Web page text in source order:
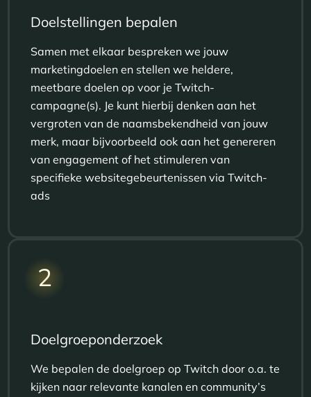
Doelstellingen bepalen
Samen met elkaar bespreken we jouw
marketingdoelen en stellen we heldere,
meetbare doelen op voor jeTwitch-
campagne(s). Je kunt hierbij denken aan het
vergroten van de naamsbekendheid van jouw
merk, maar bijvoorbeeld ook aan het genereren
van engagement of het stimuleren van
specifieke websitegebeurtenissen viaTwitch-
ads
2
Doelgroeponderzoek
We bepalen de doelgroep op Twitch door o.a. te
kijken naar relevante kanalen en community’s